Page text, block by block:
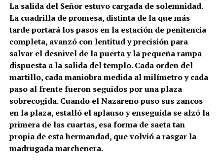
La salida del Señor estuvo cargada de solemnidad.
La cuadrilla de promesa, distinta de la que más
tarde portará los pasos en la estación de penitencia
completa, avanzó con lentitud y precisión para
salvar el desnivel de la puerta y la pequeña rampa
dispuesta a la salida del templo. Cada orden del
martillo, cada maniobra medida al milímetro y cada
paso al frente fueron seguidos por una plaza
sobrecogida. Cuando el Nazareno puso sus zancos
en la plaza, estalló el aplauso y enseguida se alzó la
primera de las cuartas, esa forma de saeta tan
propia de esta hermandad, que volvió a rasgar la
madrugada marchenera.